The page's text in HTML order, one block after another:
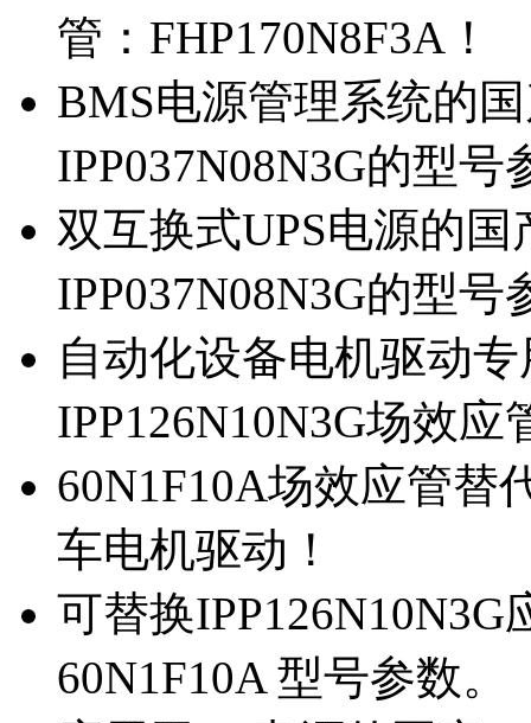
管：FHP170N8F3A！
BMS电源管理系统的
IPP037N08N3G的型号
双互换式UPS电源的
IPP037N08N3G的型号
自动化设备电机驱动
IPP126N10N3G场效应
60N1F10A场效应管替
车电机驱动！
可替换
60N1F10A 型号参数。